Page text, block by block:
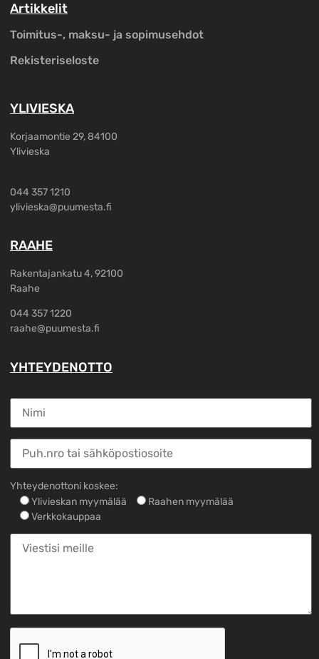
Artikkelit
Toimitus-, maksu- ja sopimusehdot
Rekisteriseloste
YLIVIESKA
Korjaamontie 29, 84100
Ylivieska
044 357 1210
ylivieska@puumesta.fi
RAAHE
Rakentajankatu 4, 92100
Raahe
044 357 1220
raahe@puumesta.fi
YHTEYDENOTTO
Yhteydenottoni koskee:
Ylivieskan myymälää
Raahen myymälää
Verkkokauppaa